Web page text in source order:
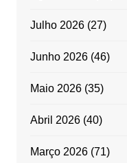
Julho 2026(27)
Junho 2026(46)
Maio 2026(35)
Abril 2026(40)
Março 2026(71)